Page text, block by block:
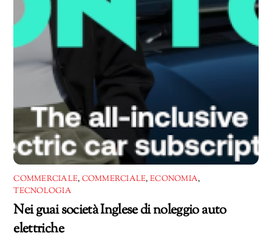
COMMERCIALE, COMMERCIALE, ECONOMIA,
TECNOLOGIA
Nei guai società Inglese di noleggio auto
elettriche